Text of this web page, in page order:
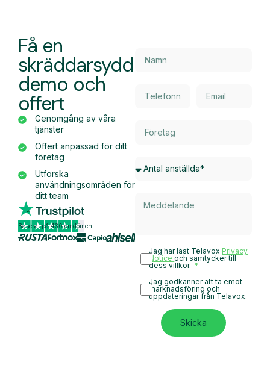
Få en
skräddarsydd
demo och
offert
Genomgång av våra
tjänster
Offert anpassad för ditt
företag
Utforska
användningsområden för
ditt team
Baserat på 430 omdömen
Jag har läst Telavox Privacy
Noticeoch samtycker till
dess villkor.
Jag godkänner att ta emot
marknadsföring och
uppdateringar från Telavox.
Skicka